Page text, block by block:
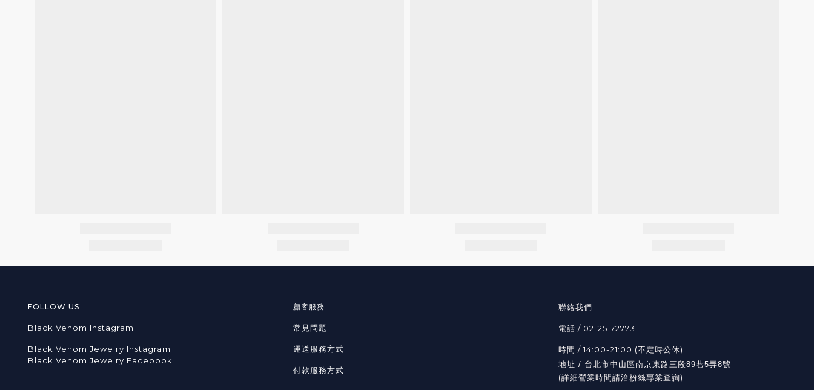
FOLLOW US
Black Venom Instagram
Black Venom Jewelry Instagram
Black Venom Jewelry Facebook
顧客服務
常見問題
運送服務方式
付款服務方式
聯絡我們
電話 / 02-25172773
時間 / 14:00-21:00 (不定時公休)
地址 / 台北市中山區南京東路三段89巷5弄8號
(詳細營業時間請洽粉絲專業查詢)